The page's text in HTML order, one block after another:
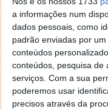
a informações num
dados pessoais, como
padrão enviadas por
conteúdos
conteúdos, pesquisa de
serviços. Com a sua
poderemos usar
precisos através da